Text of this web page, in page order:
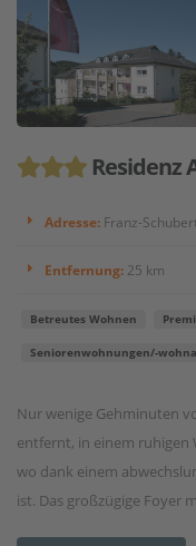
Residenz
Adresse: Franz-
Entfernung: 25 km
Betreutes Wohnen
Seniorenwohnungen/-
Nur wenige Gehminuten
entfernt, in einem ruhigen
wo dank einem
ist. Das großzügige Foyer